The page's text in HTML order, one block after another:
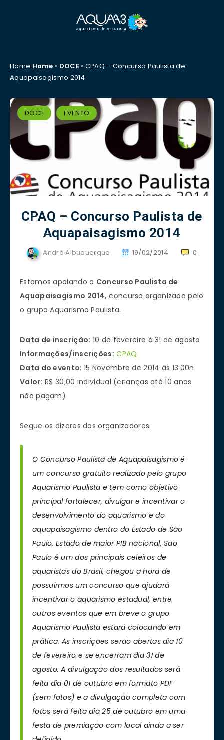
Home Home • DOCE• CPAQ – Concurso Paulista de
Aquapaisagismo 2014
DOCE EVENTO
CPAQ – Concurso Paulista de
Aquapaisagismo 2014
André Albuquerque 19/02/2014 0
Estamos apoiando o Concurso Paulista de
Aquapaisagismo 2014, concurso organizado pelo
o grupo Aquarismo Paulista.
Data de inscrição: 10 de fevereiro à 31 de agosto
Informações/inscrições: CPAQ
Data do evento: 15 Novembro de 2014 ás 13:00h
Valor: R$ 30,00 individual (crianças até 10 anos
não pagam)
Segue os dizeres dos organizadores:
O Concurso Paulista de Aquapaisagismo é
um concurso gratuito realizado pelo grupo
Aquarismo Paulista e tem como objetivo
principal fortalecer, divulgar e incentivar o
desenvolvimento do aquarismo e do
aquapaisagismo dentro do Estado de São
Paulo. Estado de maior PIB nacional, São
Paulo é um dos principais celeiros de
aquaristas do Brasil, chegou a hora de
possuirmos um concurso que ajudará
incentivar o aquarismo estadual, entre
outros eventos que em breve o grupo
Aquarismo Paulista estará colocando em
prática. As inscrições serão abertas dia 10
de fevereiro e se encerram dia 31 de
agosto. A divulgação dos resultados será
feita dia 01 de outubro em formato PDF
(sem fotos) e a divulgação completa com
fotos será feita dia 25 de outubro em uma
festa de premiação com local ainda a ser